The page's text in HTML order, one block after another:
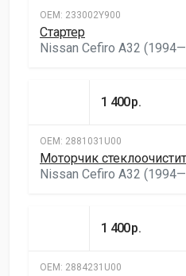
ОЕМ: 233002Y900
Стартер
Nissan Cefiro A32
ОЕМ: 2881031U00
Моторчик
Nissan Cefiro A32
1 400р.
ОЕМ: 2884231U00
1 400р.